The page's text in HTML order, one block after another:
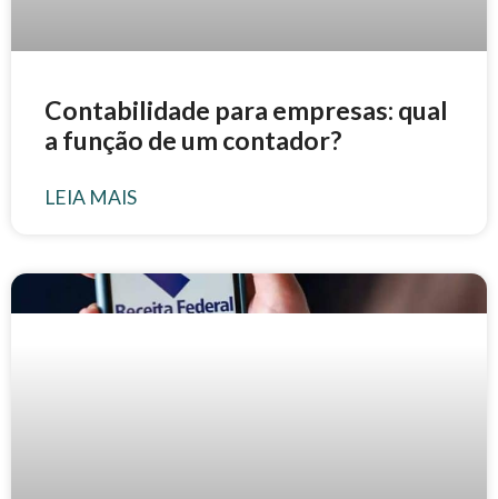
Contabilidade para empresas: qual
a função de um contador?
LEIA MAIS